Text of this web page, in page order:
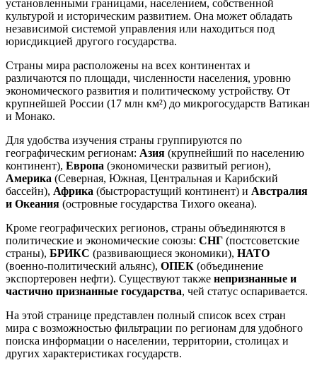
установленными границами, населением, собственной
культурой и историческим развитием. Она может обладать
независимой системой управления или находиться под
юрисдикцией другого государства.
Страны мира расположены на всех континентах и
различаются по площади, численности населения, уровню
экономического развития и политическому устройству. От
крупнейшей России (17 млн км²) до микрогосударств Ватикан
и Монако.
Для удобства изучения страны группируются по
географическим регионам: Азия (крупнейший по населению
континент), Европа (экономически развитый регион),
Америка (Северная, Южная, Центральная и Карибский
бассейн), Африка (быстрорастущий континент) и Австралия
и Океания (островные государства Тихого океана).
Кроме географических регионов, страны объединяются в
политические и экономические союзы: СНГ (постсоветские
страны), БРИКС (развивающиеся экономики), НАТО
(военно-политический альянс), ОПЕК (объединение
экспортеровен нефти). Существуют также непризнанные и
частично признанные государства, чей статус оспаривается.
На этой странице представлен полный список всех стран
мира с возможностью фильтрации по регионам для удобного
поиска информации о населении, территории, столицах и
других характеристиках государств.